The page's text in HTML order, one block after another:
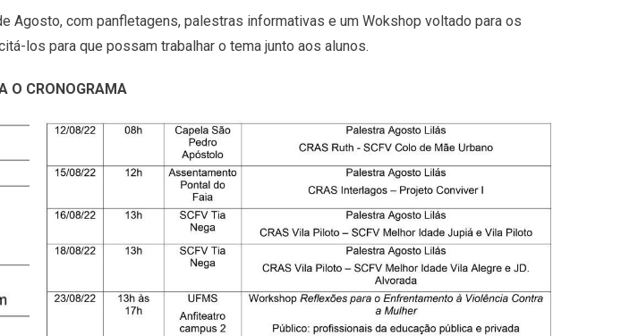
com panfletagens, palestras informativas e um Wokshop voltado para os
los para que possam trabalhar o tema junto aos alunos.
O CRONOGRAMA